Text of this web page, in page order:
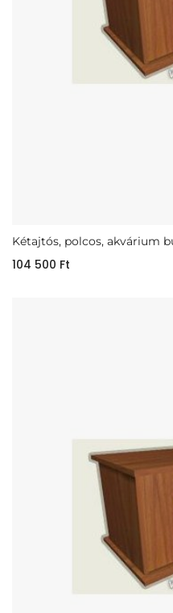
Kétajtós, polcos, akvárium
104 500 Ft